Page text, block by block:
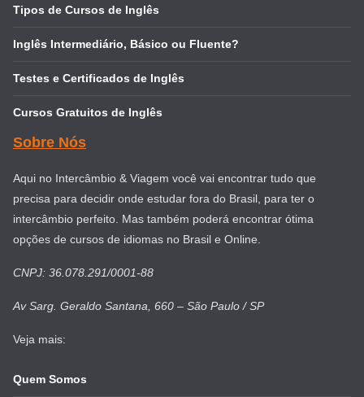
Tipos de Cursos de Inglês
Inglês Intermediário, Básico ou Fluente?
Testes e Certificados de Inglês
Cursos Gratuitos de Inglês
Sobre Nós
Aqui no Intercâmbio & Viagem você vai encontrar tudo que
precisa para decidir onde estudar fora do Brasil, para ter o
intercâmbio perfeito. Mas também poderá encontrar ótima
opções de cursos de idiomas no Brasil e Online.
CNPJ: 36.078.291/0001-88
Av Sarg. Geraldo Santana, 660 – São Paulo / SP
Veja mais:
Quem Somos